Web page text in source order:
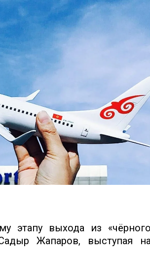
этапу выхода из «чёрного
Жапаров, выступая